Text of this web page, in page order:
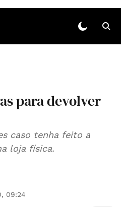
para devolver
caso tenha feito a
loja física.
09:24